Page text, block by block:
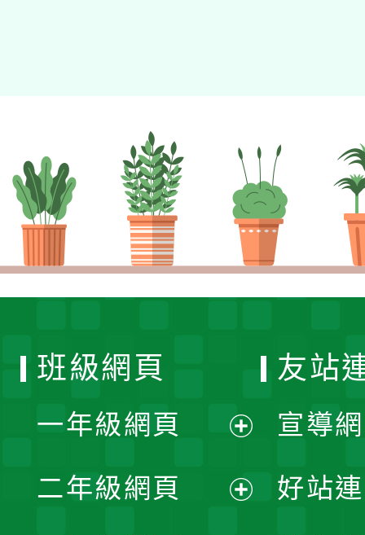
班級網頁
一年級網頁
開
二年級網頁
友站
宣導
好站